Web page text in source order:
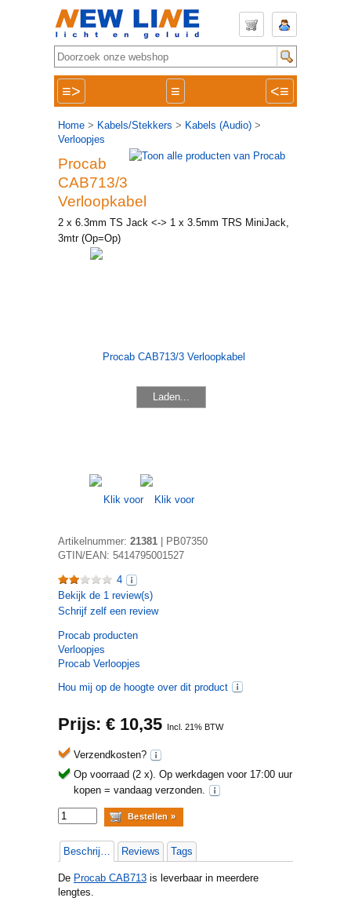
≡> ≡ <≡
Home > Kabels/Stekkers > Kabels (Audio) >
Verloopjes
Procab
CAB713/3
Verloopkabel
2 x 6.3mm TS Jack <-> 1 x 3.5mm TRS MiniJack,
3mtr (Op=Op)
Laden...
Artikelnummer: 21381
PB07350
GTIN/EAN: 5414795001527
4
Bekijk de 1 review(s)
Schrijf zelf een review
Procab producten
Verloopjes
Procab Verloopjes
Hou mij op de hoogte over dit product
Prijs: € 10,35 Incl. 21% BTW
Verzendkosten?
Op voorraad (2 x). Op werkdagen voor 17:00 uur
kopen = vandaag verzonden.
Beschrijving Reviews Tags
De Procab CAB713 is leverbaar in meerdere
lengtes.